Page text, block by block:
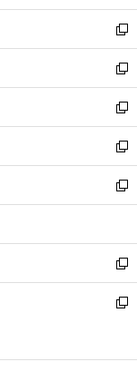
開
く
ウ
で
開
く
ン
ド
ウ
で
開
く
ウ
ィ
ン
ド
ウ
で
開
く
新
し
い
ウ
ィ
ン
ド
ウ
で
開
新
し
い
ウ
ィ
ン
ド
ウ
開
く
新
し
い
ウ
ィ
ン
ウ
で
開
く
新
し
い
ウ
ン
ド
ウ
で
新
し
ウ
ィ
ン
ド
開
新
し
い
ン
新
ウ